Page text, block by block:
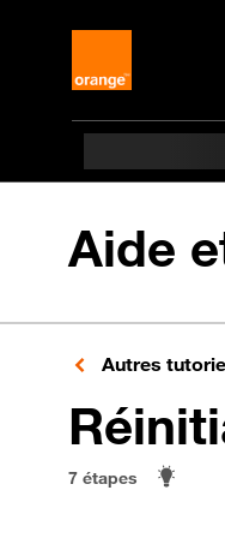
Aide
Autres
7 étapes